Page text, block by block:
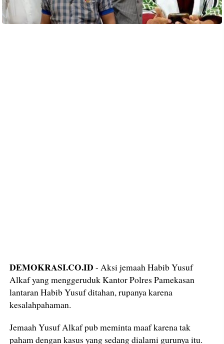
DEMOKRASI.CO.ID - Aksi jemaah Habib Yusuf
Alkaf yang menggeruduk Kantor Polres Pamekasan
lantaran Habib Yusuf ditahan, rupanya karena
kesalahpahaman.
Jemaah Yusuf Alkaf pub meminta maaf karena tak
paham dengan kasus yang sedang dialami gurunya itu.